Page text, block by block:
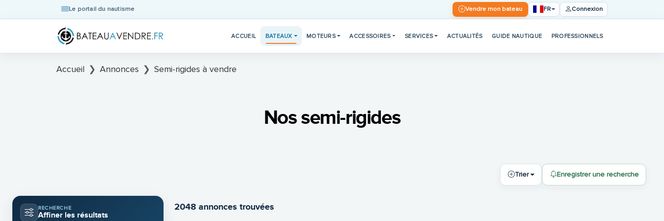
Le portail du nautisme Vendre mon bateau FR Connexion
ACCUEIL BATEAUX MOTEURS ACCESSOIRES SERVICES ACTUALITÉS GUIDE NAUTIQUE PROFESSIONNELS
Accueil Annonces Semi-rigides à vendre
Nos semi-rigides
Trier Enregistrer une recherche
RECHERCHE
Affiner les résultats
2048 annonces trouvées